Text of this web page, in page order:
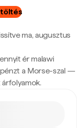
ma, augusztus
ér malawi
pénzt a Morse-szal —